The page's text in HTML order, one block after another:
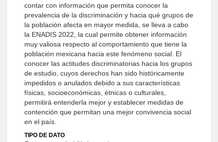
contar con información que permita conocer la
prevalencia de la discriminación y hacia qué grupos de
la población afecta en mayor medida, se lleva a cabo
la ENADIS 2022, la cual permite obtener información
muy valiosa respecto al comportamiento que tiene la
población mexicana hacia este fenómeno social. El
conocer las actitudes discriminatorias hacia los grupos
de estudio, cuyos derechos han sido históricamente
impedidos o anulados debido a sus características
físicas, socioeconómicas, étnicas o culturales,
permitirá entenderla mejor y establecer medidas de
contención que permitan una mejor convivencia social
en el país.
TIPO DE DATO